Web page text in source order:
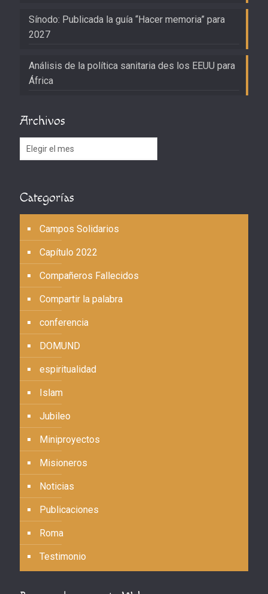
Sínodo: Publicada la guía “Hacer memoria” para
2027
Análisis de la política sanitaria des los EEUU para
África
Archivos
Archivos
Categorías
Campos Solidarios
Capítulo 2022
Compañeros Fallecidos
Compartir la palabra
conferencia
DOMUND
espiritualidad
Islam
Jubileo
Miniproyectos
Misioneros
Noticias
Publicaciones
Roma
Testimonio